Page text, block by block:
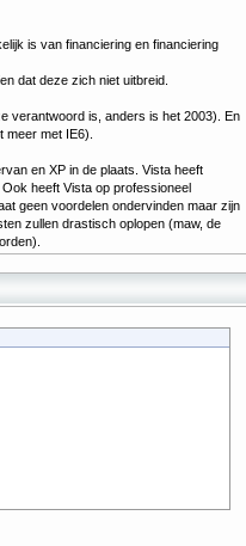
is van financiering en financiering
dat deze zich niet uitbreid.
verantwoord is, anders is het 2003). En
met IE6).
en XP in de plaats. Vista heeft
heeft Vista op professioneel
geen voordelen ondervinden maar zijn
zullen drastisch oplopen (maw, de